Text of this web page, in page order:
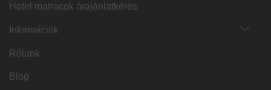
Hotel matracok árajánlatkérés
Információk
Rólunk
Blog